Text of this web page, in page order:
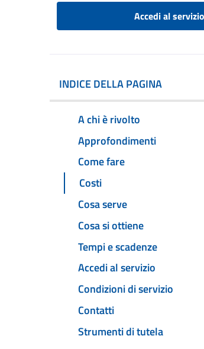
Accedi al servizio
INDICE DELLA PAGINA
A chi è rivolto
Approfondimenti
Come fare
Costi
Cosa serve
Cosa si ottiene
Tempi e scadenze
Accedi al servizio
Condizioni di servizio
Contatti
Strumenti di tutela